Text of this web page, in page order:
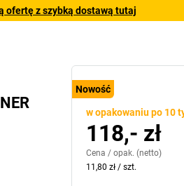
ofertę z szybką dostawą tutaj
Nowość
w opakowaniu po 10
118,- zł
Cena / opak. (netto)
11,80 zł / szt.